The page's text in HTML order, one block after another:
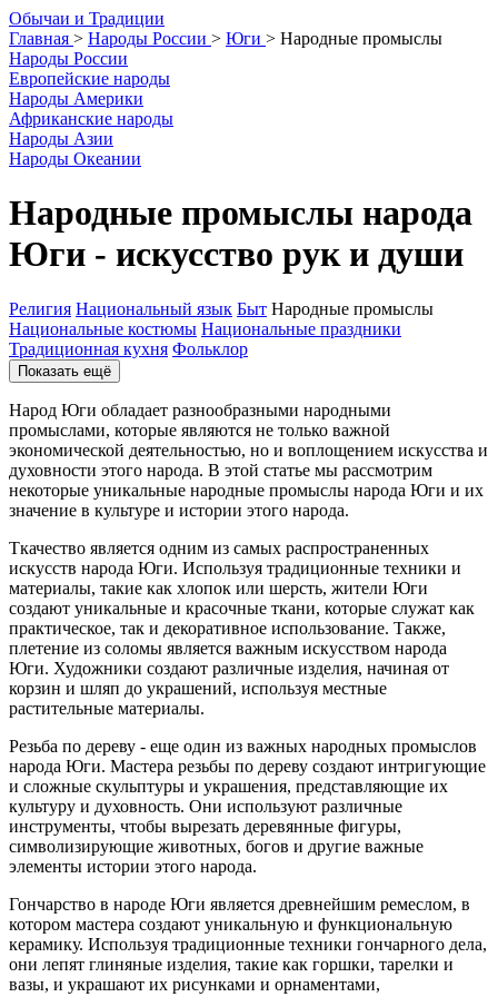
Обычаи и Традиции
Главная > Народы России > Юги > Народные промыслы
Народы России
Европейские народы
Народы Америки
Африканские народы
Народы Азии
Народы Океании
Народные промыслы народа
Юги - искусство рук и души
Религия Национальный язык Быт Народные промыслы
Национальные костюмы Национальные праздники
Традиционная кухня Фольклор
Показать ещё
Народ Юги обладает разнообразными народными
промыслами, которые являются не только важной
экономической деятельностью, но и воплощением искусства и
духовности этого народа. В этой статье мы рассмотрим
некоторые уникальные народные промыслы народа Юги и их
значение в культуре и истории этого народа.
Ткачество является одним из самых распространенных
искусств народа Юги. Используя традиционные техники и
материалы, такие как хлопок или шерсть, жители Юги
создают уникальные и красочные ткани, которые служат как
практическое, так и декоративное использование. Также,
плетение из соломы является важным искусством народа
Юги. Художники создают различные изделия, начиная от
корзин и шляп до украшений, используя местные
растительные материалы.
Резьба по дереву - еще один из важных народных промыслов
народа Юги. Мастера резьбы по дереву создают интригующие
и сложные скульптуры и украшения, представляющие их
культуру и духовность. Они используют различные
инструменты, чтобы вырезать деревянные фигуры,
символизирующие животных, богов и другие важные
элементы истории этого народа.
Гончарство в народе Юги является древнейшим ремеслом, в
котором мастера создают уникальную и функциональную
керамику. Используя традиционные техники гончарного дела,
они лепят глиняные изделия, такие как горшки, тарелки и
вазы, и украшают их рисунками и орнаментами,